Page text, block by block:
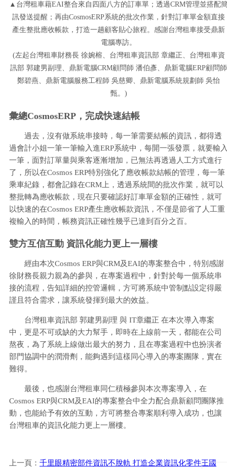
▲台灣租車藉EAI整合來自四面八方的訂車單；透過CRM管理並搭配
訊發送提醒；再由CosmosERP系統的批次作業，針對訂車單金額直接
產生整批應收帳款，打造一趟顧客貼心旅程。感謝台灣租車接受鼎新
電腦專訪。
(左起台灣租車財務長 徐婉榕、台灣租車資訊部 章繼正、台灣租車資
訊部 郭建男副理、鼎新電腦CRM顧問師 潘伯彥、鼎新電腦ERP顧問師
鄭碧燕、鼎新電腦服務工程師 吳慈卿、鼎新電腦系統規劃師 吳怡
甄。)
彙總CosmosERP，完成快速結帳
過去，沒有做系統串接時，每一筆需要結帳的資訊，都得透
過會計小姐一筆一筆輸入進ERP系統中，每開一張發票，就要輸
一筆，面對訂單量與乘客逐漸增加，已無法再透過人工方式進行
了，所以在Cosmos ERP特別強化了應收帳款結帳的管理，每一筆
乘車紀錄，都會記錄在CRM上，透過系統間的批次作業，就可以
整批轉為應收帳款，現在只要確認好訂車單金額的正確性，就可
以快速的在Cosmos ERP產生應收帳款資訊，不僅是節省了人工重
複輸入的時間，帳務資訊正確性幾乎已達到百分之百。
雙方互信互動 資訊化能力更上一層樓
經由本次Cosmos ERP與CRM及EAI的專案整合中，特別感謝
徐財務長親力親為的參與，在專案過程中，針對於每一個系統串
接的流程，告知詳細的控管邏輯，方可將系統中管制點設定得嚴
謹且符合需求，讓系統發揮到最大的效益。
台灣租車資訊部 郭建男副理 與 IT章繼正 在本次導入專案
中，更是不可或缺的大力幫手，即時在上線前一天，都能在公司
熬夜，為了系統上線做出最大的努力，且在專案過程中也扮演者
部門協調中的潤滑劑，能夠遇到這樣同心導入的專案團隊，實在
難得。
最後，也感謝台灣租車同仁積極參與本次專案導入，在
Cosmos ERP與CRM及EAI的專案整合中全力配合鼎新顧問團隊推
動，也能給予有效的互動，方可將整合專案順利導入成功，也讓
台灣租車的資訊化能力更上一層樓。
上一頁： 千里眼精密部件資訊不脫軌 打造企業資訊化零件王國